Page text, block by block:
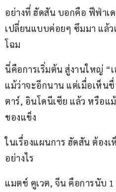
อย่างที่ ฮัดสัน บอกคือ ฟีฟ่าเ
เปลี่ยนแบบค่อยๆ ซึมมา แล้
โฉม
นี่คือการเริ่มต้น สู่งานใหญ่ “
แม้ว่าจะอีกนาน แต่เมื่อเห็น
ตาร์, อินโดนีเซีย แล้ว หรือแ
ของแข็ง
ในเรื่องแผนการ ฮัดสัน ต้อง
อย่างไร
แมตช์ คูเวต, จีน คือการนับ